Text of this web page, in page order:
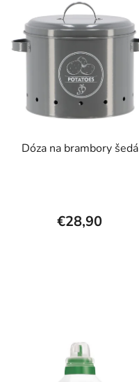
Dóza na brambory šedá
€28,90